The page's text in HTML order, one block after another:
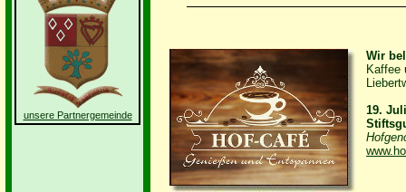
unsere Partnergemeinde
Wir
Kaffee
19.